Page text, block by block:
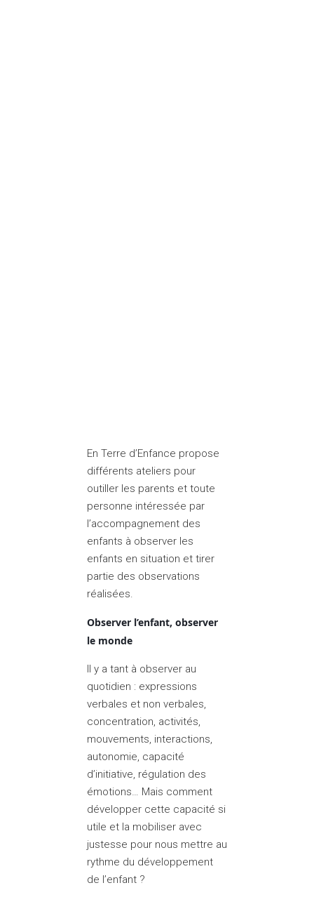
En Terre d’Enfance propose
différents ateliers pour
outiller les parents et toute
personne intéressée par
l’accompagnement des
enfants à observer les
enfants en situation et tirer
partie des observations
réalisées.
Observer l’enfant, observer
le monde
ll y a tant à observer au
quotidien : expressions
verbales et non verbales,
concentration, activités,
mouvements, interactions,
autonomie, capacité
d’initiative, régulation des
émotions… Mais comment
développer cette capacité si
utile et la mobiliser avec
justesse pour nous mettre au
rythme du développement
de l’enfant ?